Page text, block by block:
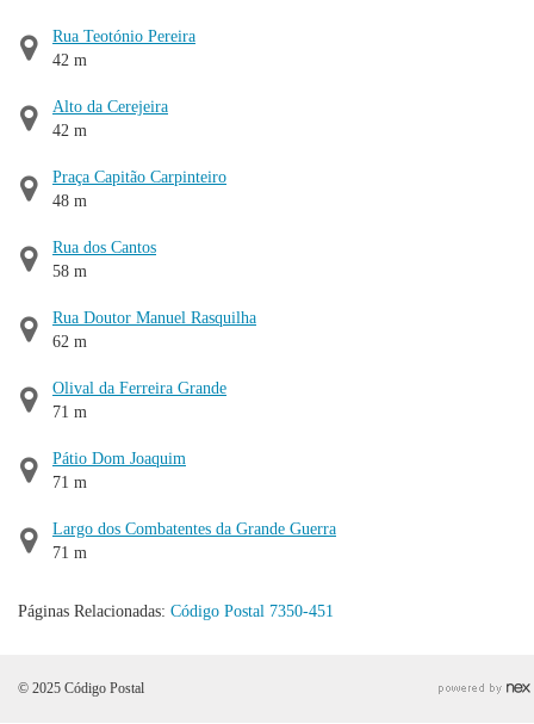
Rua Teotónio Pereira
42 m
Alto da Cerejeira
42 m
Praça Capitão Carpinteiro
48 m
Rua dos Cantos
58 m
Rua Doutor Manuel Rasquilha
62 m
Olival da Ferreira Grande
71 m
Pátio Dom Joaquim
71 m
Largo dos Combatentes da Grande Guerra
71 m
Páginas Relacionadas: Código Postal 7350-451
© 2025 Código Postal